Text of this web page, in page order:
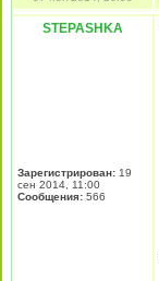
STEPASHKA
Зарегистрирован: 19
сен 2014, 11:00
Сообщения: 566